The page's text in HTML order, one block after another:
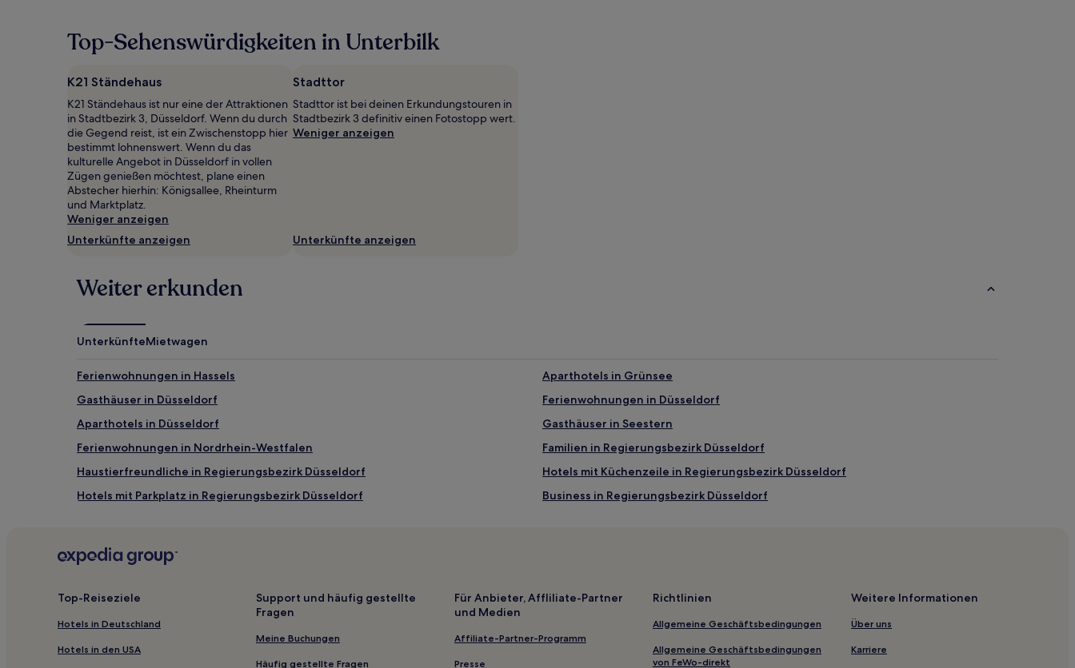
den
letzten
für
einen
Aufenthalt
mit
1 Übernachtung
von
2 Erwachsenen
gefunden
wurde.
Preise
Verfügbarkeiten
ändern.
Bedingungen
Top-Sehenswürdigkeiten in Unterbilk
K21 Ständehaus
K21 Ständehaus ist nur eine der Attraktionen
in Stadtbezirk 3, Düsseldorf. Wenn du durch
die Gegend reist, ist ein Zwischenstopp hier
bestimmt lohnenswert. Wenn du das
kulturelle Angebot in Düsseldorf in vollen
Zügen genießen möchtest, plane einen
Abstecher hierhin: Königsallee, Rheinturm
und Marktplatz.
Weniger anzeigen
Unterkünfte anzeigen
Stadttor
Stadttor ist bei deinen Erkundungstouren in
Stadtbezirk 3 definitiv einen Fotostopp wert.
Weniger anzeigen
Unterkünfte anzeigen
Weiter erkunden
UnterkünfteMietwagen
Ferienwohnungen in Hassels
Aparthotels in Grünsee
Gasthäuser in Düsseldorf
Ferienwohnungen in Düsseldorf
Aparthotels in Düsseldorf
Gasthäuser in Seestern
Ferienwohnungen in Nordrhein-Westfalen
Familien in Regierungsbezirk Düsseldorf
Haustierfreundliche in Regierungsbezirk Düsseldorf
Hotels mit Küchenzeile in Regierungsbezirk Düsseldorf
Hotels mit Parkplatz in Regierungsbezirk Düsseldorf
Business in Regierungsbezirk Düsseldorf
Hotels mit Pool nahe Seestern
Hotels mit Parkplatz nahe Seestern
Hotels mit inbegriffenem Frühstück nahe Seestern
Hotels mit inbegriffenem Frühstück in Nordrhein-Westfalen
Hotels mit Küchenzeile in Nordrhein-Westfalen
Hotels mit WLAN in Nordrhein-Westfalen
Hotels mit Parkplatz in Nordrhein-Westfalen
Familien in Nordrhein-Westfalen
Top-Reiseziele
Hotels in Deutschland
Hotels in den USA
Support und häufig gestellte
Fragen
Meine Buchungen
Häufig gestellte Fragen
Für Anbieter, Affliliate-Partner
und Medien
Affiliate-Partner-Programm
Presse
Richtlinien
Allgemeine Geschäftsbedingungen
Allgemeine Geschäftsbedingungen
von FeWo-direkt
Weitere Informationen
Über uns
Karriere